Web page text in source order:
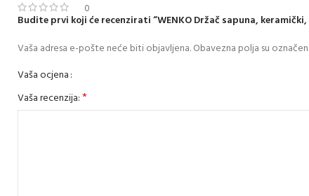
0
Budite prvi koji će recenzirati “WENKO Držač sapuna, keramički,
Vaša adresa e-pošte neće biti objavljena.Obavezna polja su
Vaša ocjena
Vaša recenzija:*